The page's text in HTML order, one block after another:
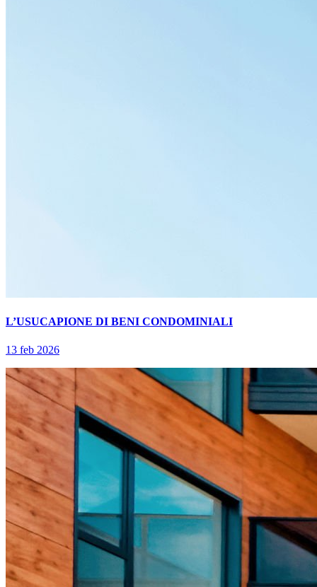
L’USUCAPIONE DI BENI CONDOMINIALI
13 feb 2026